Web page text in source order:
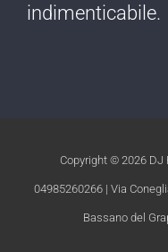
indimenticabile.​
Copyright © 2026 DJ
04985260266 | Via
Bassano del